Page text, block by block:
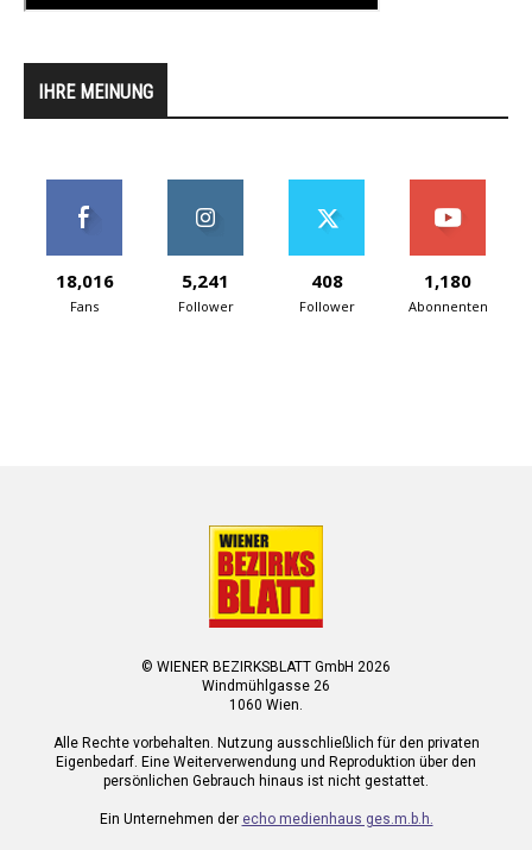
IHRE MEINUNG
18,016
Fans
5,241
Follower
408
Follower
1,180
Abonnenten
© WIENER BEZIRKSBLATT GmbH 2026
Windmühlgasse 26
1060 Wien.
Alle Rechte vorbehalten. Nutzung ausschließlich für den privaten
Eigenbedarf. Eine Weiterverwendung und Reproduktion über den
persönlichen Gebrauch hinaus ist nicht gestattet.
Ein Unternehmen der echo medienhaus ges.m.b.h.